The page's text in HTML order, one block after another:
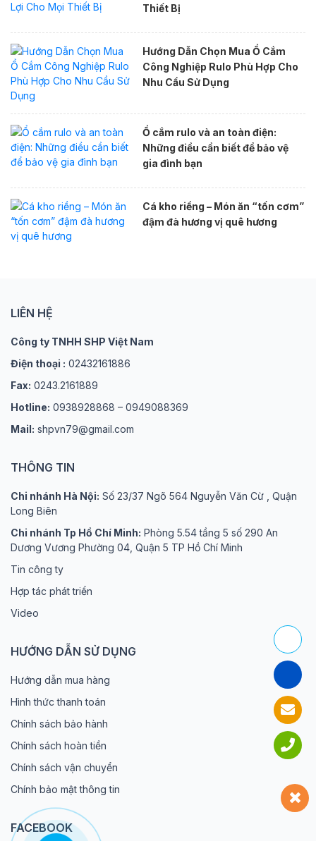
Thiết Bị
Hướng Dẫn Chọn Mua Ổ Cắm
Công Nghiệp Rulo Phù Hợp Cho
Nhu Cầu Sử Dụng
Ổ cắm rulo và an toàn điện:
Những điều cần biết để bảo vệ
gia đình bạn
Cá kho riềng – Món ăn “tốn cơm”
đậm đà hương vị quê hương
LIÊN HỆ
Công ty TNHH SHP Việt Nam
Điện thoại : 02432161886
Fax: 0243.2161889
Hotline: 0938928868 – 0949088369
Mail: shpvn79@gmail.com
THÔNG TIN
Chi nhánh Hà Nội: Số 23/37 Ngõ 564 Nguyễn Văn Cừ , Quận
Long Biên
Chi nhánh Tp Hồ Chí Minh: Phòng 5.54 tầng 5 số 290 An
Dương Vương Phường 04, Quận 5 TP Hồ Chí Minh
Tin công ty
Hợp tác phát triển
Video
HƯỚNG DẪN SỬ DỤNG
Hướng dẫn mua hàng
Hình thức thanh toán
Chính sách bảo hành
Chính sách hoàn tiền
Chính sách vận chuyển
Chính bảo mật thông tin
FACEBOOK